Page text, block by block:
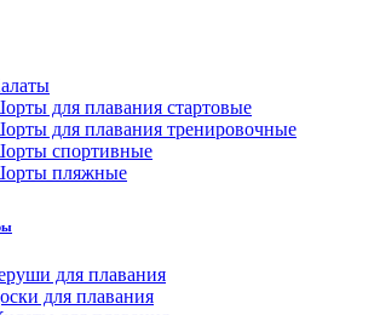
для плавания стартовые
для плавания тренировочные
спортивные
пляжные
для плавания
для плавания